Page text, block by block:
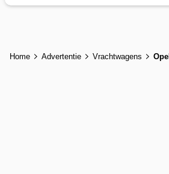
Home Advertentie Vrachtwagens Opel